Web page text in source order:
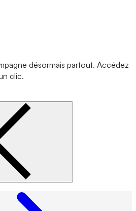
désormais partout. Accédez
clic.